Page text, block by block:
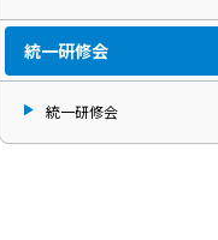
統一研修会
統一研修会